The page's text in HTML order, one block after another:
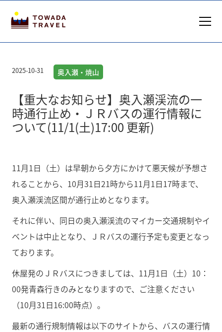
2025-10-31 奥入瀬・焼山
【重大なお知らせ】奥入瀬渓流の一
時通行止め・ＪＲバスの運行情報に
ついて(11/1(土)17:00 更新)
11月1日（土）は早朝から夕方にかけて悪天候が予想さ
れることから、10月31日21時から11月1日17時まで、
奥入瀬渓流区間が通行止めとなります。
それに伴い、同日の奥入瀬渓流のマイカー交通規制やイ
ベントは中止となり、ＪＲバスの運行予定も変更となっ
ております。
休屋発のＪＲバスにつきましては、11月1日（土）10：
00発青森行きのみとなりますので、ご注意ください
（10月31日16:00時点）。
最新の通行規制情報は以下のサイトから、バスの運行情